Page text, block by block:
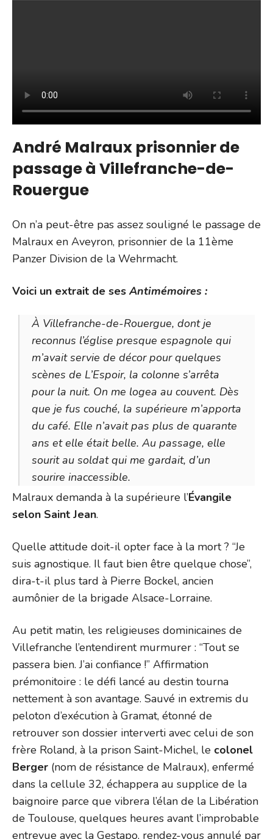
André Malraux prisonnier de
passage à Villefranche-de-
Rouergue
On n’a peut-être pas assez souligné le passage de
Malraux en Aveyron, prisonnier de la 11ème
Panzer Division de la Wehrmacht.
Voici un extrait de ses Antimémoires :
À Villefranche-de-Rouergue, dont je
reconnus l’église presque espagnole qui
m’avait servie de décor pour quelques
scènes de L’Espoir, la colonne s’arrêta
pour la nuit. On me logea au couvent. Dès
que je fus couché, la supérieure m’apporta
du café. Elle n’avait pas plus de quarante
ans et elle était belle. Au passage, elle
sourit au soldat qui me gardait, d’un
sourire inaccessible.
Malraux demanda à la supérieure l’Évangile
selon Saint Jean.
Quelle attitude doit-il opter face à la mort ? “Je
suis agnostique. Il faut bien être quelque chose”,
dira-t-il plus tard à Pierre Bockel, ancien
aumônier de la brigade Alsace-Lorraine.
Au petit matin, les religieuses dominicaines de
Villefranche l’entendirent murmurer : “Tout se
passera bien. J’ai confiance !” Affirmation
prémonitoire : le défi lancé au destin tourna
nettement à son avantage. Sauvé in extremis du
peloton d’exécution à Gramat, étonné de
retrouver son dossier interverti avec celui de son
frère Roland, à la prison Saint-Michel, le colonel
Berger (nom de résistance de Malraux), enfermé
dans la cellule 32, échappera au supplice de la
baignoire parce que vibrera l’élan de la Libération
de Toulouse, quelques heures avant l’improbable
entrevue avec la Gestapo, rendez-vous annulé par